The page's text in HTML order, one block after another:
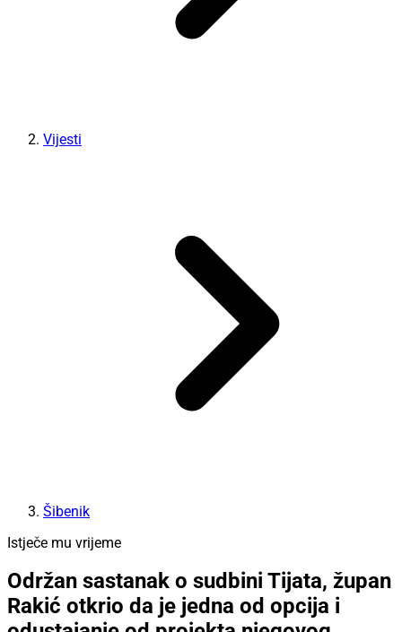
Vijesti
Šibenik
Istječe mu vrijeme
Održan sastanak o sudbini Tijata, župan
Rakić otkrio da je jedna od opcija i